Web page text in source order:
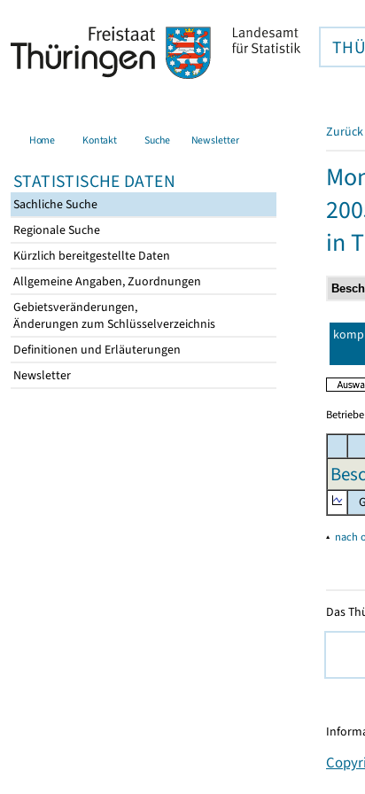
Home Kontakt Suche Newsletter
STATISTISCHE DATEN
Sachliche Suche
Regionale Suche
Kürzlich bereitgestellte Daten
Allgemeine Angaben, Zuordnungen
Gebietsveränderungen,
Änderungen zum Schlüsselverzeichnis
Definitionen und Erläuterungen
Newsletter
Zurück
in
▴ nach
Das